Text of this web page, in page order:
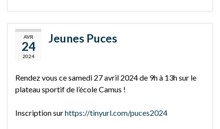
AVR
24
2024
Jeunes Puces
Rendez vous ce samedi 27 avril 2024 de 9h à 13h sur le
plateau sportif de l’école Camus !
Inscription surhttps://tinyurl.com/puces2024